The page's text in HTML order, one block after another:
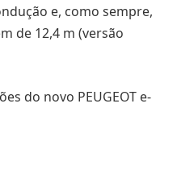
e, como sempre,
de 12,4 m (versão
do novo PEUGEOT e-